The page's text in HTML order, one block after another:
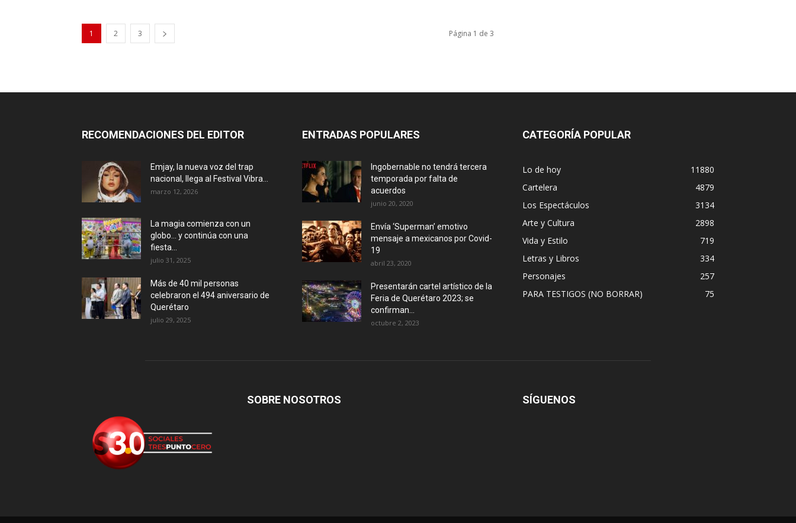
1 2 3 Página 1 de 3
RECOMENDACIONES DEL EDITOR
Emjay, la nueva voz del trap
nacional, llega al Festival Vibra...
marzo 12, 2026
La magia comienza con un
globo… y continúa con una
fiesta...
julio 31, 2025
Más de 40 mil personas
celebraron el 494 aniversario de
Querétaro
julio 29, 2025
ENTRADAS POPULARES
Ingobernable no tendrá tercera
temporada por falta de
acuerdos
junio 20, 2020
Envía ‘Superman’ emotivo
mensaje a mexicanos por Covid-
19
abril 23, 2020
Presentarán cartel artístico de la
Feria de Querétaro 2023; se
confirman...
octubre 2, 2023
CATEGORÍA POPULAR
Lo de hoy
11880
Cartelera
4879
Los Espectáculos
3134
Arte y Cultura
2898
Vida y Estilo
719
Letras y Libros
334
Personajes
257
PARA TESTIGOS (NO BORRAR)
75
SOBRE NOSOTROS SÍGUENOS